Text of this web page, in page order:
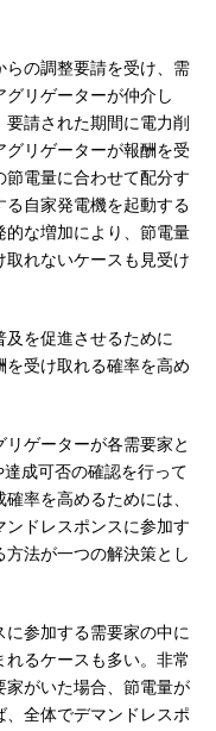
の調整要請を受け、需
リゲーターが仲介し
請された期間に電力削
リゲーターが報酬を受
電量に合わせて配分す
自家発電機を起動する
的な増加により、節電量
れないケースも見受け
を促進させるために
受け取れる確率を高め
ゲーターが各需要家と
成可否の確認を行って
率を高めるためには、
ンドレスポンスに参加す
法が一つの解決策とし
参加する需要家の中に
るケースも多い。非常
家がいた場合、節電量が
全体でデマンドレスポ